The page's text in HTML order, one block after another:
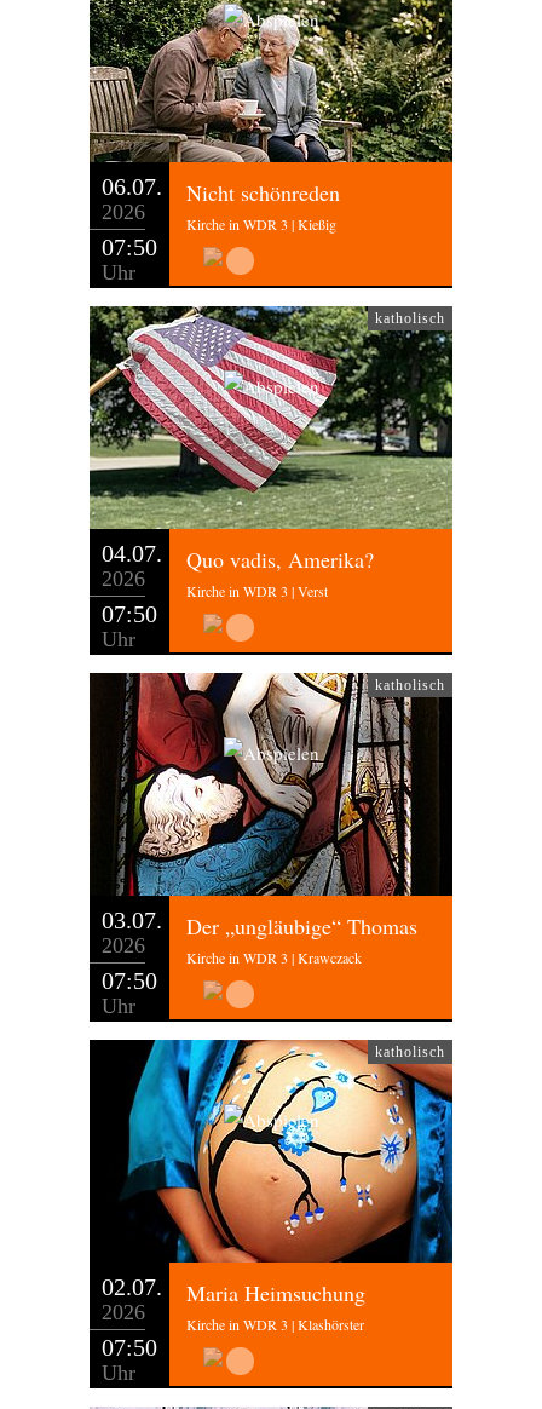
06.07.
2026
07:50
Uhr
Nicht schönreden
Kirche in WDR 3 | Kießig
katholisch
04.07.
2026
07:50
Uhr
Quo vadis, Amerika?
Kirche in WDR 3 | Verst
katholisch
03.07.
2026
07:50
Uhr
Der „ungläubige“ Thomas
Kirche in WDR 3 | Krawczack
katholisch
02.07.
2026
07:50
Uhr
Maria Heimsuchung
Kirche in WDR 3 | Klashörster